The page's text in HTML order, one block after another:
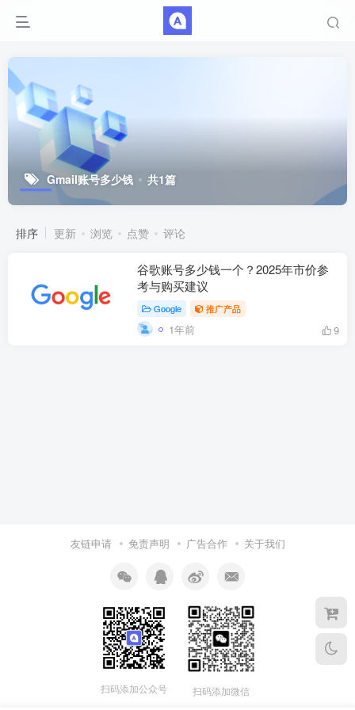
Gmail账号多少钱 共1篇
排序 更新 浏览 点赞 评论
谷歌账号多少钱一个？2025年市价参
考与购买建议
Google 推广产品
1年前 9
友链申请 免责声明 广告合作 关于我们
扫码添加公众号 扫码添加微信